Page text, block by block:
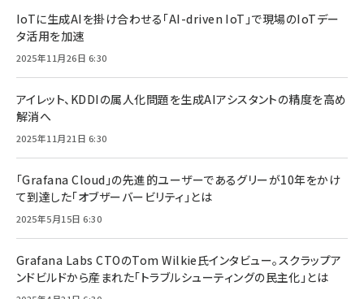
IoTに生成AIを掛け合わせる「AI-driven IoT」で現場のIoTデー
タ活用を加速
2025年11月26日 6:30
アイレット、KDDIの属人化問題を生成AIアシスタントの精度を高め
解消へ
2025年11月21日 6:30
「Grafana Cloud」の先進的ユーザーであるグリーが10年をかけ
て到達した「オブザーバービリティ」とは
2025年5月15日 6:30
Grafana Labs CTOのTom Wilkie氏インタビュー。スクラップア
ンドビルドから産まれた「トラブルシューティングの民主化」とは